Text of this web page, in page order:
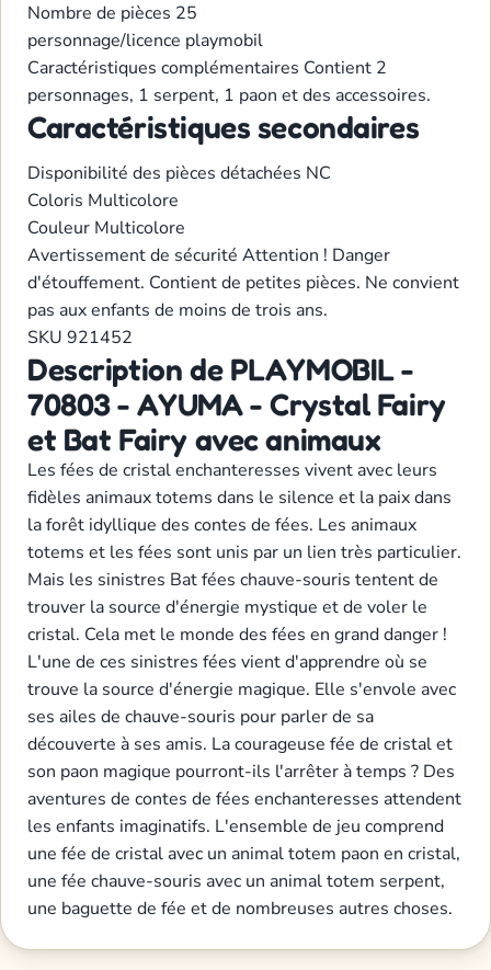
Nombre de pièces 25
personnage/licence playmobil
Caractéristiques complémentaires Contient 2
personnages, 1 serpent, 1 paon et des accessoires.
Caractéristiques secondaires
Disponibilité des pièces détachées NC
Coloris Multicolore
Couleur Multicolore
Avertissement de sécurité Attention ! Danger
d'étouffement. Contient de petites pièces. Ne convient
pas aux enfants de moins de trois ans.
SKU 921452
Description de PLAYMOBIL -
70803 - AYUMA - Crystal Fairy
et Bat Fairy avec animaux
Les fées de cristal enchanteresses vivent avec leurs
fidèles animaux totems dans le silence et la paix dans
la forêt idyllique des contes de fées. Les animaux
totems et les fées sont unis par un lien très particulier.
Mais les sinistres Bat fées chauve-souris tentent de
trouver la source d'énergie mystique et de voler le
cristal. Cela met le monde des fées en grand danger !
L'une de ces sinistres fées vient d'apprendre où se
trouve la source d'énergie magique. Elle s'envole avec
ses ailes de chauve-souris pour parler de sa
découverte à ses amis. La courageuse fée de cristal et
son paon magique pourront-ils l'arrêter à temps ? Des
aventures de contes de fées enchanteresses attendent
les enfants imaginatifs. L'ensemble de jeu comprend
une fée de cristal avec un animal totem paon en cristal,
une fée chauve-souris avec un animal totem serpent,
une baguette de fée et de nombreuses autres choses.